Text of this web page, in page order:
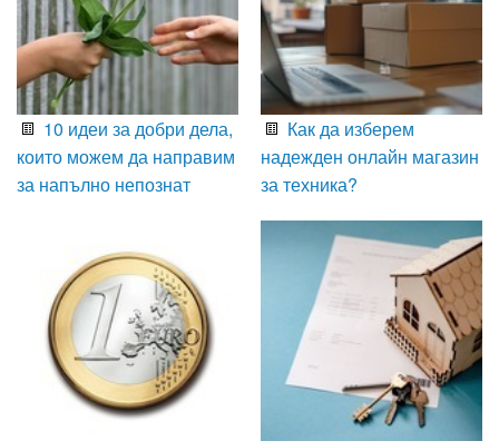
10 идеи за добри дела,
които можем да направим
за напълно непознат
Как да изберем
надежден онлайн магазин
за техника?